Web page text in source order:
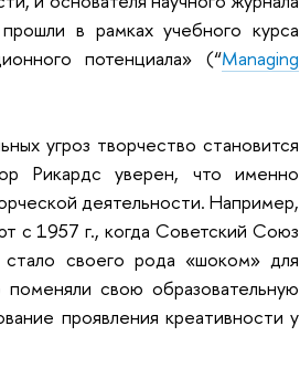
в рамках учебного курса
потенциала» (“Managing
угроз творчество становится
Рикардс уверен, что именно
деятельности. Например,
с 1957 г., когда Советский Союз
своего рода «шоком» для
свою образовательную
проявления креативности у